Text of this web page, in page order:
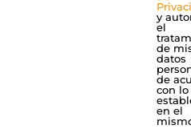
y
el
de
datos
de
con lo
en el